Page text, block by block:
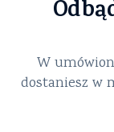
W
dostaniesz w